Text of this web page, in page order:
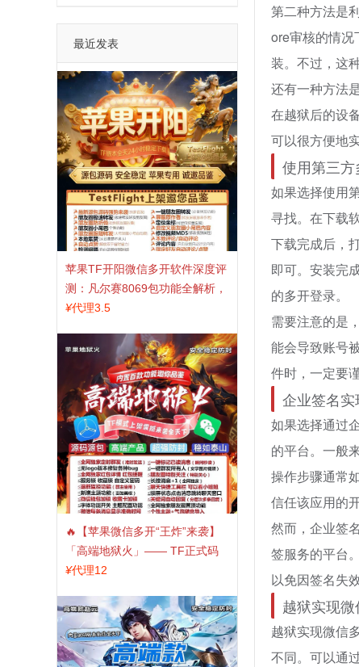
最近发表
苹果TF开阳微信多开软件深度评
测：凡尔赛8069包功能全解析，
TestFlight稳定版上架，激活认准
¥代理3.5
🔥【苹果微信多开“王炸”来袭】
「高端地狱火」—— TF正式码
+斗战神8073包，7天退换，安全
¥代理12
第二种方法是
ore审核的情
装。不过，这
还有一种方法
在越狱后的设
可以很方便地
使用第三
如果选择使用
寻找。在下载
下载完成后，
即可。安装完
的多开登录。
需要注意的是
能会导致账号
件时，一定要
企业签名
如果选择通过
的平台。一般
操作步骤通常
信任该应用的
然而，企业签
签服务的平台
以免因签名失
越狱实现
越狱实现微信
不同。可以通